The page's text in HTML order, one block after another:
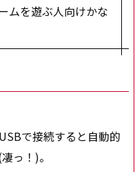
ムを遊ぶ人向けかな
で接続すると自動的
っ！)。